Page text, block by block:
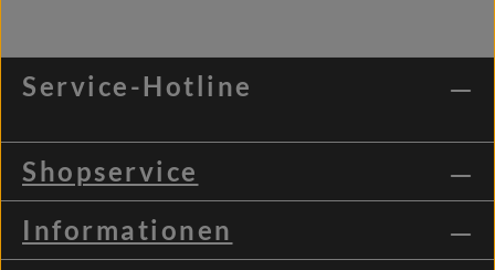
Service-Hotline
Shopservice
Informationen